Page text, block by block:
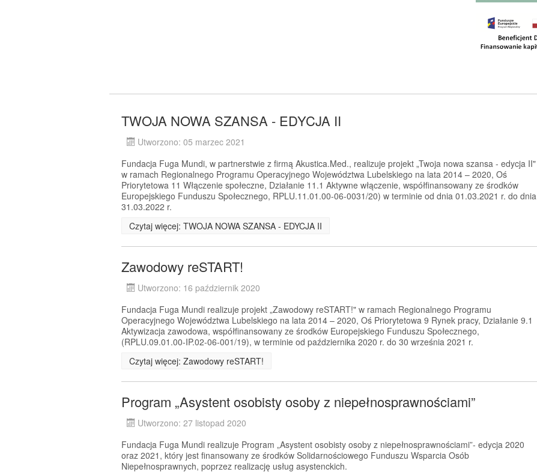
TWOJA NOWA SZANSA - EDYCJA II
Utworzono: 05 marzec 2021
Fundacja Fuga Mundi, w partnerstwie z firmą Akustica.Med., realizuje projekt „Twoja nowa szansa - edycja II"
w ramach Regionalnego Programu Operacyjnego Województwa Lubelskiego na lata 2014 – 2020, Oś
Priorytetowa 11 Włączenie społeczne, Działanie 11.1 Aktywne włączenie, współfinansowany ze środków
Europejskiego Funduszu Społecznego, RPLU.11.01.00-06-0031/20) w terminie od dnia 01.03.2021 r. do dnia
31.03.2022 r.
Czytaj więcej: TWOJA NOWA SZANSA - EDYCJA II
Zawodowy reSTART!
Utworzono: 16 październik 2020
Fundacja Fuga Mundi realizuje projekt „Zawodowy reSTART!" w ramach Regionalnego Programu
Operacyjnego Województwa Lubelskiego na lata 2014 – 2020, Oś Priorytetowa 9 Rynek pracy, Działanie 9.1
Aktywizacja zawodowa, współfinansowany ze środków Europejskiego Funduszu Społecznego,
(RPLU.09.01.00-IP.02-06-001/19), w terminie od października 2020 r. do 30 września 2021 r.
Czytaj więcej: Zawodowy reSTART!
Program „Asystent osobisty osoby z niepełnosprawnościami”
Utworzono: 27 listopad 2020
Fundacja Fuga Mundi realizuje Program „Asystent osobisty osoby z niepełnosprawnościami”- edycja 2020
oraz 2021, który jest finansowany ze środków Solidarnościowego Funduszu Wsparcia Osób
Niepełnosprawnych, poprzez realizację usług asystenckich.